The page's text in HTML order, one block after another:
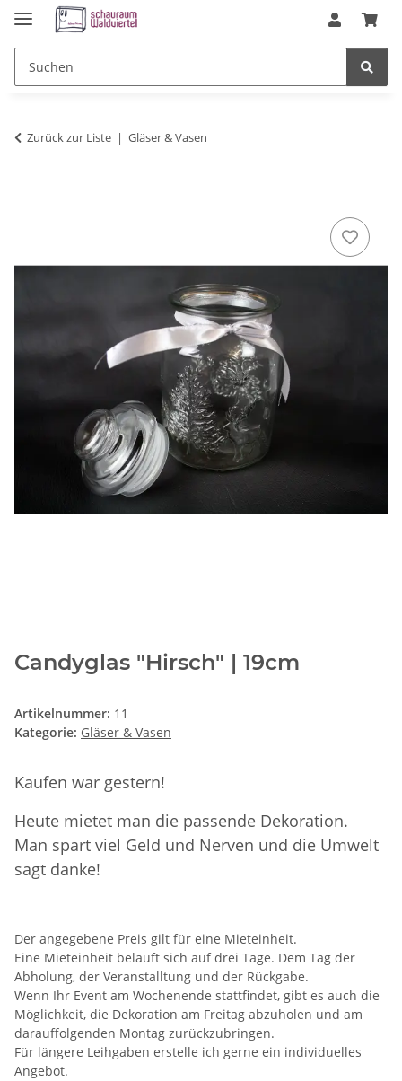
Zurück zur Liste Gläser & Vasen
Candyglas "Hirsch" | 19cm
Artikelnummer: 11
Kategorie: Gläser & Vasen
Kaufen war gestern!
Heute mietet man die passende Dekoration.
Man spart viel Geld und Nerven und die Umwelt
sagt danke!
Der angegebene Preis gilt für eine Mieteinheit.
Eine Mieteinheit beläuft sich auf drei Tage. Dem Tag der
Abholung, der Veranstalltung und der Rückgabe.
Wenn Ihr Event am Wochenende stattfindet, gibt es auch die
Möglichkeit, die Dekoration am Freitag abzuholen und am
darauffolgenden Montag zurückzubringen.
Für längere Leihgaben erstelle ich gerne ein individuelles
Angebot.